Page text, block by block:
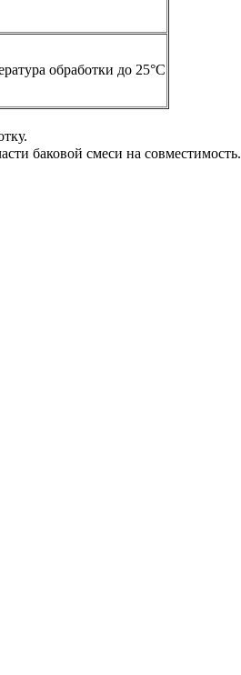
обработки до 25°С
баковой смеси на совместимость.